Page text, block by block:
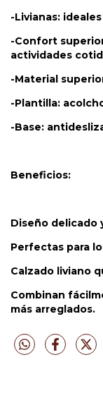
-Livianas:
-Confort
actividades
-Material
-Plantilla:
-Base:
Beneficios:
Diseño delicado
Perfectas para
Calzado liviano
Combinan
más arreglados.